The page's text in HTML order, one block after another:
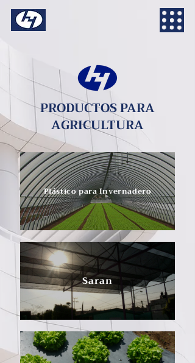
PRODUCTOS PARA
AGRICULTURA
Plástico para Invernadero
Saran